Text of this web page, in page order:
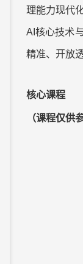
理能力现代
AI 核心技术
精准、开放
核心课程
（课程仅供